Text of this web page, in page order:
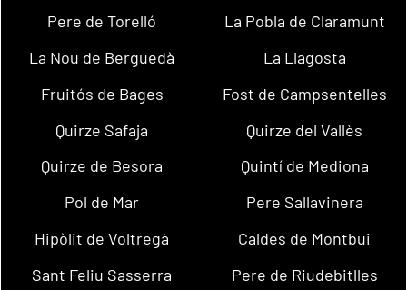
Pere de Torelló
La Pobla de Claramunt
La Nou de Berguedà
La Llagosta
Fruitós de Bages
Fost de Campsentelles
Quirze Safaja
Quirze del Vallès
Quirze de Besora
Quintí de Mediona
Pol de Mar
Pere Sallavinera
Hipòlit de Voltregà
Caldes de Montbui
Sant Feliu Sasserra
Pere de Riudebitlles